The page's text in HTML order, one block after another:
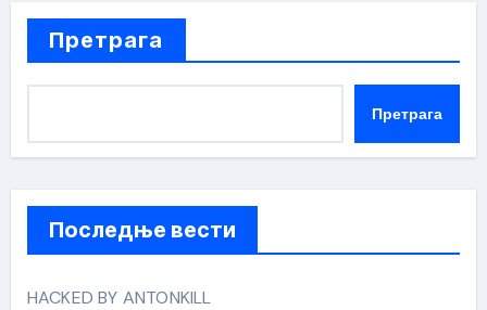
Претрага
Претрага
Последње вести
HACKED BY ANTONKILL